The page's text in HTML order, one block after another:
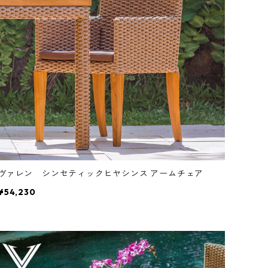
ァレン シンセティックヒヤシンス アームチェア